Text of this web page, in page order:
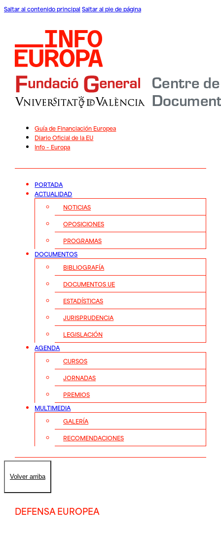
Saltar al contenido principal Saltar al pie de página
Guía de Financiación Europea
Diario Oficial de la EU
Info – Europa
PORTADA
ACTUALIDAD
NOTICIAS
OPOSICIONES
PROGRAMAS
DOCUMENTOS
BIBLIOGRAFÍA
DOCUMENTOS UE
ESTADÍSTICAS
JURISPRUDENCIA
LEGISLACIÓN
AGENDA
CURSOS
JORNADAS
PREMIOS
MULTIMEDIA
GALERÍA
RECOMENDACIONES
Volver arriba
DEFENSA EUROPEA